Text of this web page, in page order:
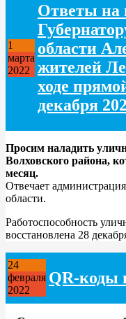
1
марта
2022
Ответы на
области
жителей
ходе
декабря
Просим наладить
Волховского района,
месяц.
Отвечает
области.
Работоспособность
восстановлена 28
24
февраля
2022
QR-коды